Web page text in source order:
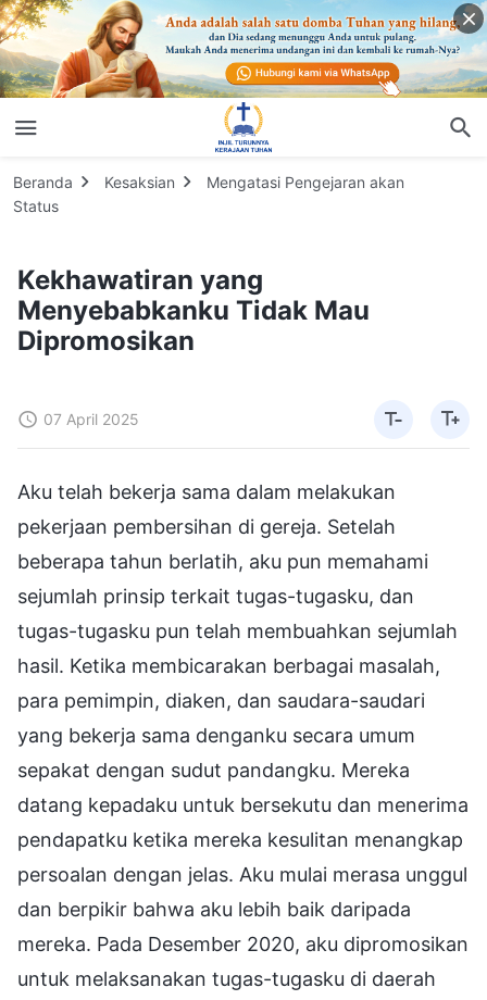
Beranda Kesaksian
Mengatasi Pengejaran akan
Status
Kekhawatiran yang
Menyebabkanku Tidak Mau
Dipromosikan
07 April 2025
Aku telah bekerja sama dalam melakukan
pekerjaan pembersihan di gereja. Setelah
beberapa tahun berlatih, aku pun memahami
sejumlah prinsip terkait tugas-tugasku, dan
tugas-tugasku pun telah membuahkan sejumlah
hasil. Ketika membicarakan berbagai masalah,
para pemimpin, diaken, dan saudara-saudari
yang bekerja sama denganku secara umum
sepakat dengan sudut pandangku. Mereka
datang kepadaku untuk bersekutu dan menerima
pendapatku ketika mereka kesulitan menangkap
persoalan dengan jelas. Aku mulai merasa unggul
dan berpikir bahwa aku lebih baik daripada
mereka. Pada Desember 2020, aku dipromosikan
untuk melaksanakan tugas-tugasku di daerah